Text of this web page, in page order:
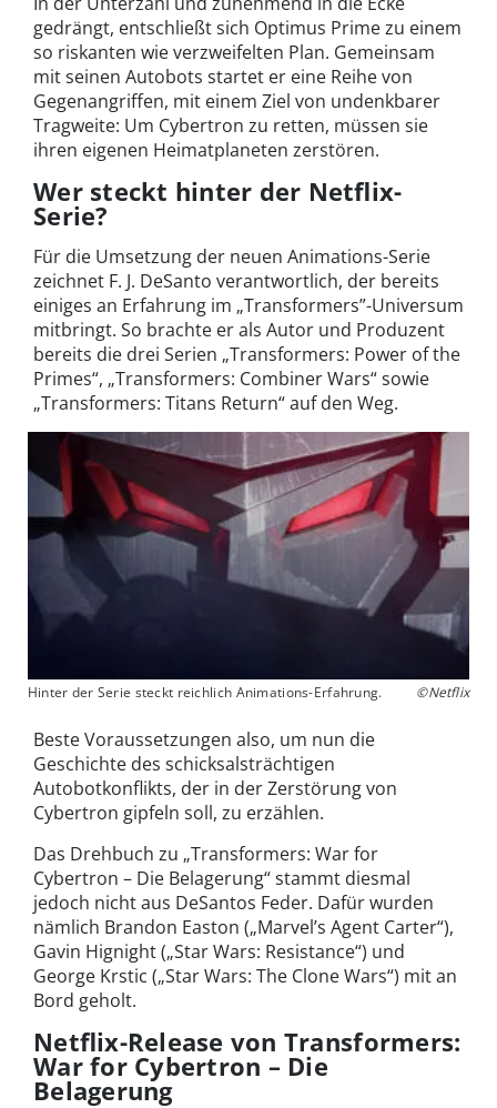
gedrängt, entschließt sich Optimus Prime zu einem
so riskanten wie verzweifelten Plan. Gemeinsam
mit seinen Autobots startet er eine Reihe von
Gegenangriffen, mit einem Ziel von undenkbarer
Tragweite: Um Cybertron zu retten, müssen sie
ihren eigenen Heimatplaneten zerstören.
Wer steckt hinter der Netflix-
Serie?
Für die Umsetzung der neuen Animations-Serie
zeichnet F. J. DeSanto verantwortlich, der bereits
einiges an Erfahrung im „Transformers”-Universum
mitbringt. So brachte er als Autor und Produzent
bereits die drei Serien „Transformers: Power of the
Primes“, „Transformers: Combiner Wars“ sowie
„Transformers: Titans Return“ auf den Weg.
Hinter der Serie steckt reichlich Animations-Erfahrung. ©Netflix
Beste Voraussetzungen also, um nun die
Geschichte des schicksalsträchtigen
Autobotkonflikts, der in der Zerstörung von
Cybertron gipfeln soll, zu erzählen.
Das Drehbuch zu „Transformers: War for
Cybertron – Die Belagerung“ stammt diesmal
jedoch nicht aus DeSantos Feder. Dafür wurden
nämlich Brandon Easton („Marvel’s Agent Carter“),
Gavin Hignight („Star Wars: Resistance“) und
George Krstic („Star Wars: The Clone Wars“) mit an
Bord geholt.
Netflix-Release von Transformers:
War for Cybertron – Die
Belagerung